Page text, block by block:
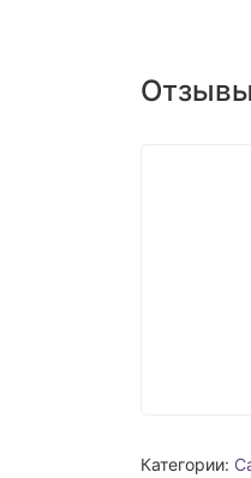
Отзывы
Категории: